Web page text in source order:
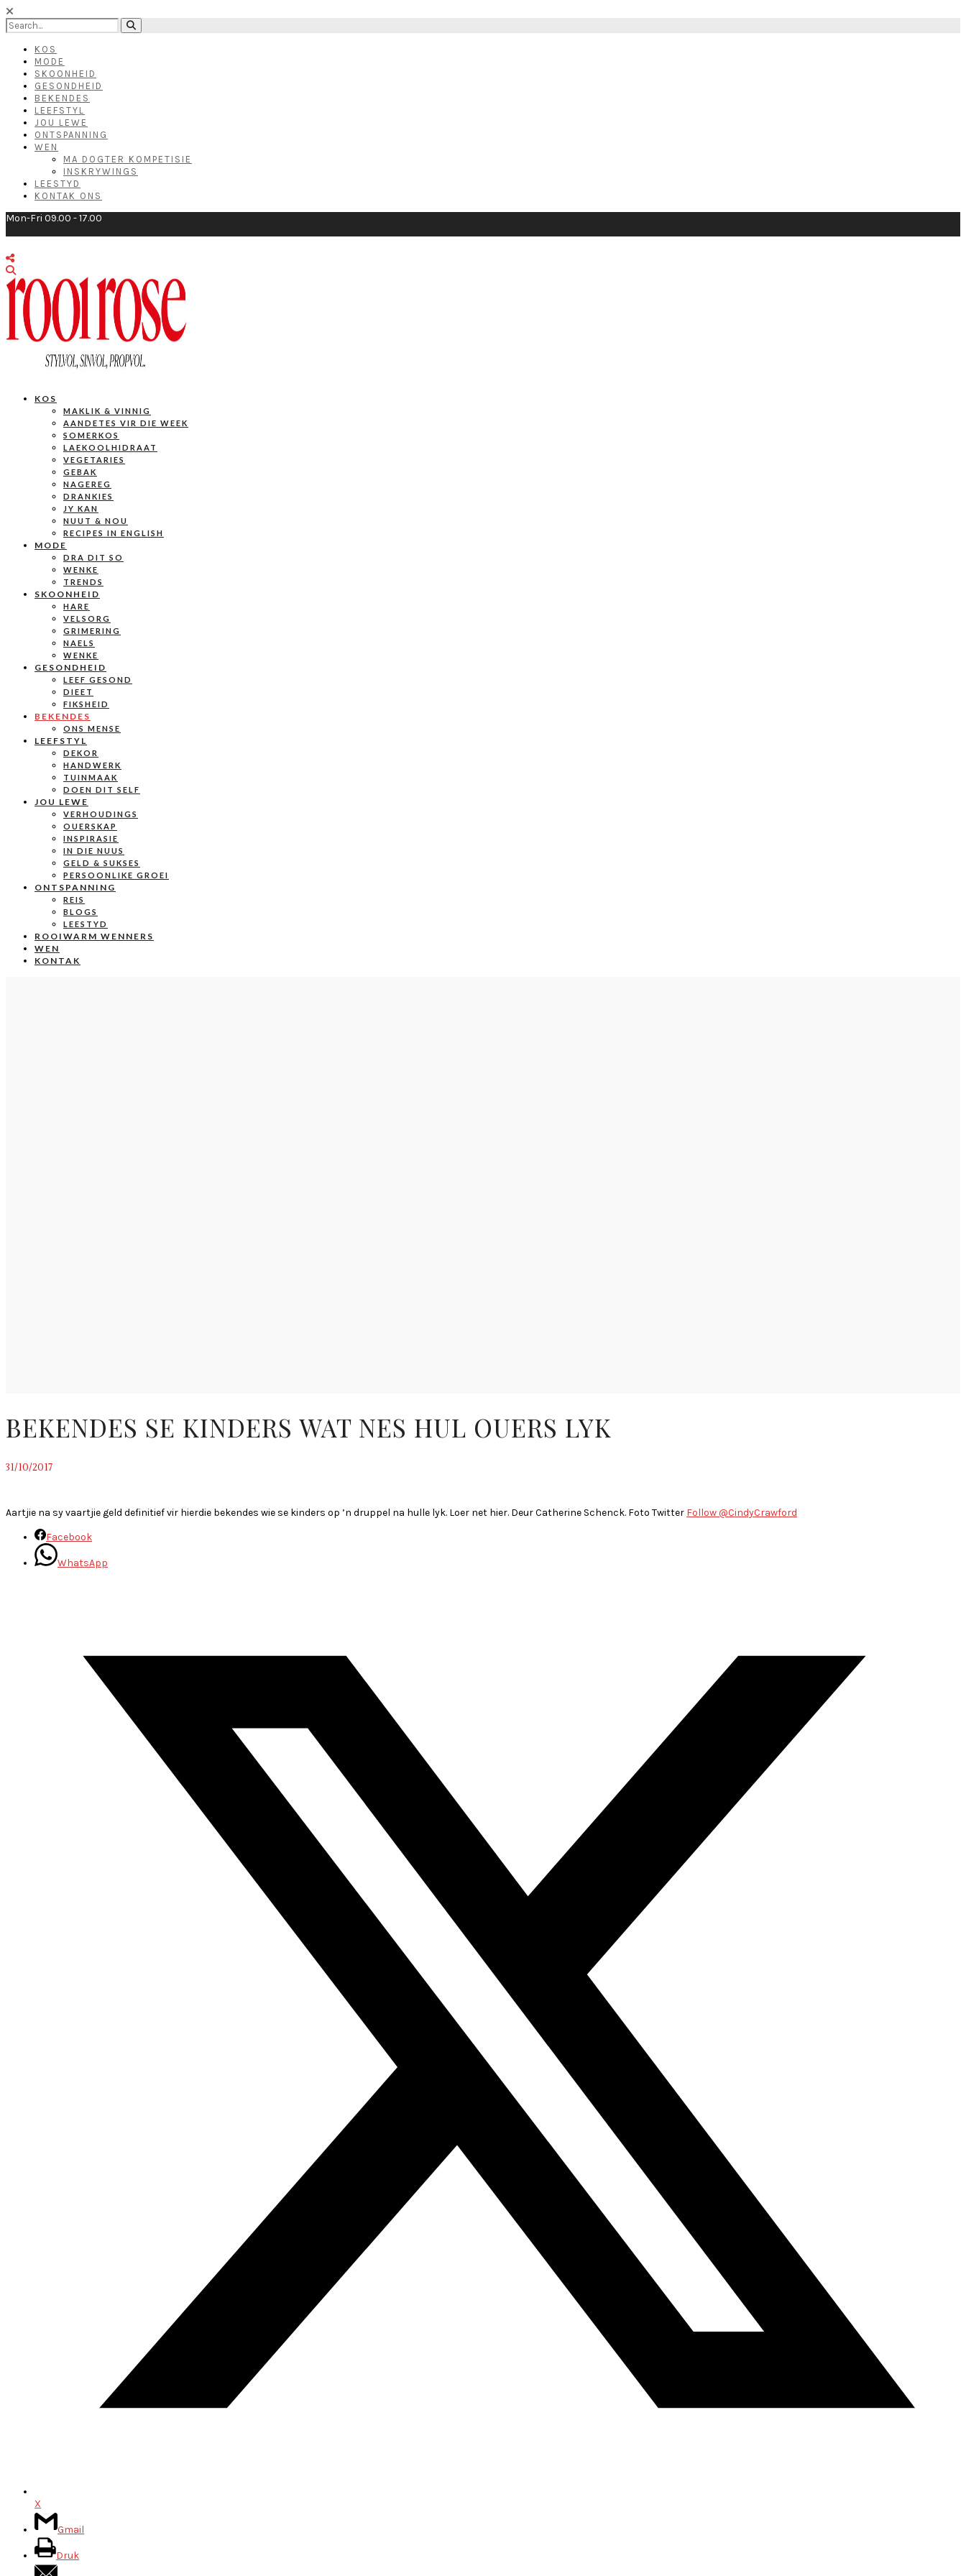
KOS
MODE
SKOONHEID
GESONDHEID
BEKENDES
LEEFSTYL
JOU LEWE
ONTSPANNING
WEN
MA DOGTER KOMPETISIE
INSKRYWINGS
LEESTYD
KONTAK ONS
Mon-Fri 09.00 - 17.00
KOS
MAKLIK & VINNIG
AANDETES VIR DIE WEEK
SOMERKOS
LAEKOOLHIDRAAT
VEGETARIES
GEBAK
NAGEREG
DRANKIES
JY KAN
NUUT & NOU
RECIPES IN ENGLISH
MODE
DRA DIT SO
WENKE
TRENDS
SKOONHEID
HARE
VELSORG
GRIMERING
NAELS
WENKE
GESONDHEID
LEEF GESOND
DIEET
FIKSHEID
BEKENDES
ONS MENSE
LEEFSTYL
DEKOR
HANDWERK
TUINMAAK
DOEN DIT SELF
JOU LEWE
VERHOUDINGS
OUERSKAP
INSPIRASIE
IN DIE NUUS
GELD & SUKSES
PERSOONLIKE GROEI
ONTSPANNING
REIS
BLOGS
LEESTYD
ROOIWARM WENNERS
WEN
KONTAK
BEKENDES SE KINDERS WAT NES HUL OUERS LYK
31/10/2017
Aartjie na sy vaartjie geld definitief vir hierdie bekendes wie se kinders op ’n druppel na hulle lyk. Loer net hier. Deur Catherine Schenck. Foto Twitter Follow @CindyCrawford
Facebook
WhatsApp
X
Gmail
Druk